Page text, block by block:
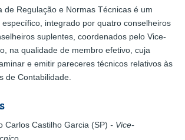
de Regulação e Normas Técnicas é um
integrado por quatro conselheiros
suplentes, coordenados pelo Vice-
na qualidade de membro efetivo, cuja
e emitir pareceres técnicos relativos às
de Contabilidade.
Carlos Castilho Garcia (SP) - Vice-